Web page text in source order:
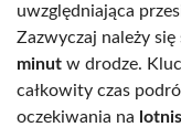
uwzględniająca
Zazwyczaj należy
minut w drodze.
całkowity czas
oczekiwania na